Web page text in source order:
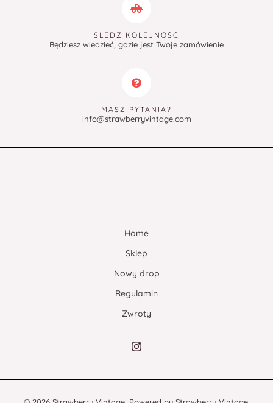
ŚLEDŹ KOLEJNOŚĆ
Będziesz wiedzieć, gdzie jest Twoje zamówienie
MASZ PYTANIA?
info@strawberryvintage.com
Home
Sklep
Nowy drop
Regulamin
Zwroty